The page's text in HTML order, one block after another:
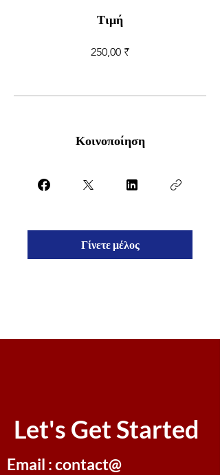
Τιμή
250,00 ₹
Κοινοποίηση
Γίνετε μέλος
Let's Get Started
Email : contact@